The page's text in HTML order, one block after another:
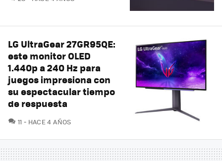
LG UltraGear 27GR95QE:
este monitor OLED
1.440p a 240 Hz para
juegos impresiona con
su espectacular tiempo
de respuesta
11 COMENTARIOS
HACE 4 AÑOS